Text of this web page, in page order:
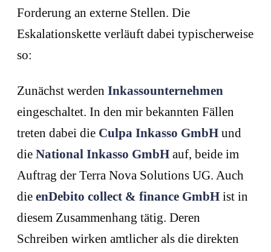
Forderung an externe Stellen. Die
Eskalationskette verläuft dabei typischerweise
so:
Zunächst werden Inkassounternehmen
eingeschaltet. In den mir bekannten Fällen
treten dabei die Culpa Inkasso GmbH und
die National Inkasso GmbH auf, beide im
Auftrag der Terra Nova Solutions UG. Auch
die enDebito collect & finance GmbH ist in
diesem Zusammenhang tätig. Deren
Schreiben wirken amtlicher als die direkten